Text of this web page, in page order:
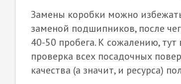
Замены коробки можно
заменой подшипников, после
40-50 пробега. К сожалению,
проверка всех посадочных
качества (а значит, и ресурса)